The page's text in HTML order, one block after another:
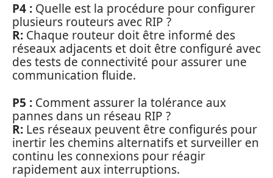
P4 : Quelle est la procédure pour configurer
plusieurs routeurs avec RIP ?
R: Chaque routeur doit être informé des
réseaux adjacents et doit être configuré avec
des tests de connectivité pour assurer une
communication fluide.
P5 : Comment assurer la tolérance aux
pannes dans un réseau RIP ?
R: Les réseaux peuvent être configurés pour
inertir les chemins alternatifs et surveiller en
continu les connexions pour réagir
rapidement aux interruptions.